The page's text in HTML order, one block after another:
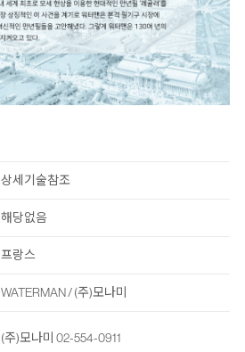
상세기술참조
해당없음
프랑스
WATERMAN / (주)모나미
(주)모나미 02-554-0911